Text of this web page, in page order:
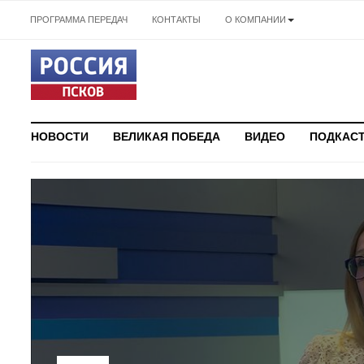
ПРОГРАММА ПЕРЕДАЧ КОНТАКТЫ О КОМПАНИИ
НОВОСТИ ВЕЛИКАЯ ПОБЕДА ВИДЕО